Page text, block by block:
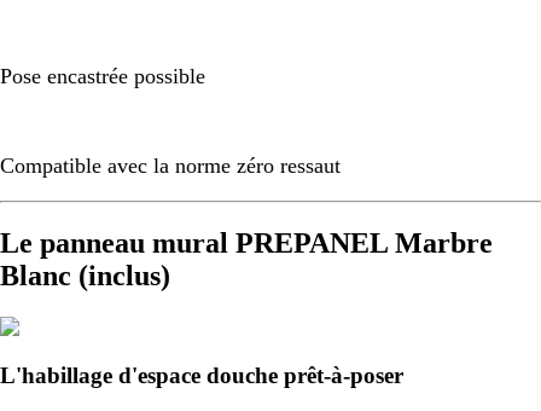
Pose encastrée possible
Compatible avec la norme zéro ressaut
Le panneau mural PREPANEL Marbre
Blanc (inclus)
L'habillage d'espace douche prêt-à-poser